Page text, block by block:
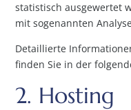
statistisch ausgewertet
mit sogenannten
Detaillierte
finden Sie in der
2. Hosting